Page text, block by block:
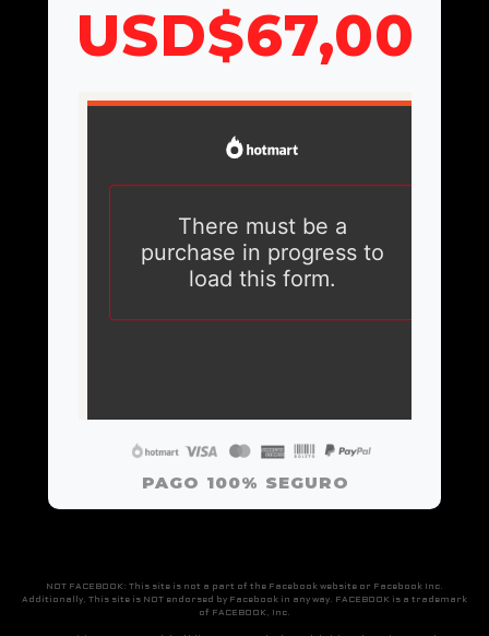
USD$67,00
PAGO 100% SEGURO
NOT FACEBOOK: This site is not a part of the Facebook website or Facebook Inc.
Additionally, This site is NOT endorsed by Facebook in any way. FACEBOOK is a trademark
of FACEBOOK, Inc.